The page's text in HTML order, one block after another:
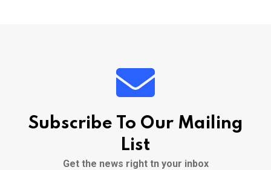
Subscribe To Our Mailing
List
Get the news right tn your inbox